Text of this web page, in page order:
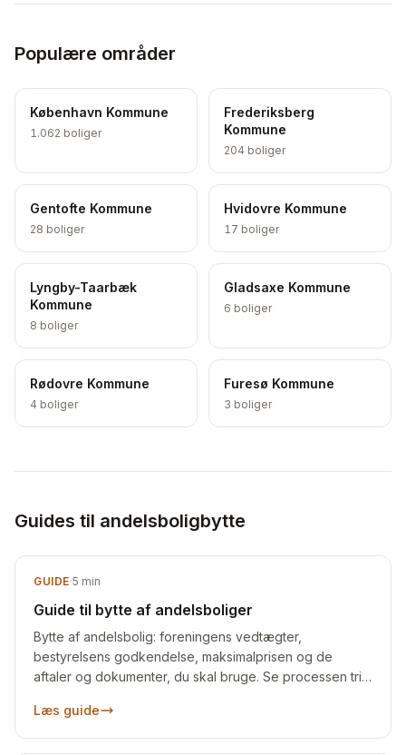
Populære områder
København Kommune
1.062 boliger
Frederiksberg
Kommune
204 boliger
Gentofte Kommune
28 boliger
Hvidovre Kommune
17 boliger
Lyngby-Taarbæk
Kommune
8 boliger
Gladsaxe Kommune
6 boliger
Rødovre Kommune
4 boliger
Furesø Kommune
3 boliger
Guides til andelsboligbytte
GUIDE·5 min
Guide til bytte af andelsboliger
Bytte af andelsbolig: foreningens vedtægter,
bestyrelsens godkendelse, maksimalprisen og de
aftaler og dokumenter, du skal bruge. Se processen trin
Læs guide